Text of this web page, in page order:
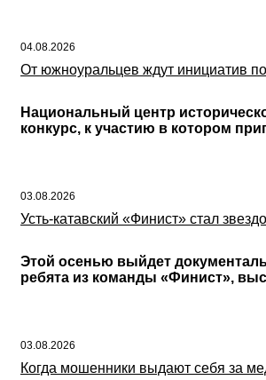
04.08.2026
От южноуральцев ждут инициатив
Национальный центр
конкурс, к участию в котором
03.08.2026
Усть-катавский «Финист» стал
Этой осенью выйдет
ребята из команды «Финист»,
03.08.2026
Когда мошенники выдают себя за